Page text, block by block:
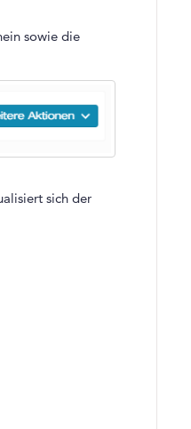
sowie die
sich der